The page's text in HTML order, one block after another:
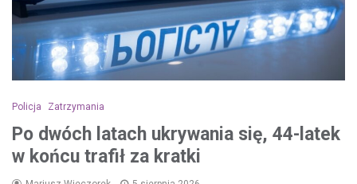
Policja Zatrzymania
Po dwóch latach ukrywania się, 44-latek
w końcu trafił za kratki